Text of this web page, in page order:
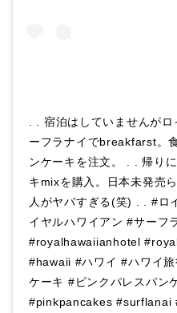
. . 宿泊はしていませんが
ーフラナイでbreakfarst。
ンケーキを注文。 . . 帰り
キmixを購入。日本未発売
人がヤバすぎる(笑) . . #ロ
イヤルハワイアン #サーフ
#royalhawaiianhotel
#hawaii #ハワイ #ハワイ
ケーキ #ピンクパレスパ
#pinkpancakes #surflanai